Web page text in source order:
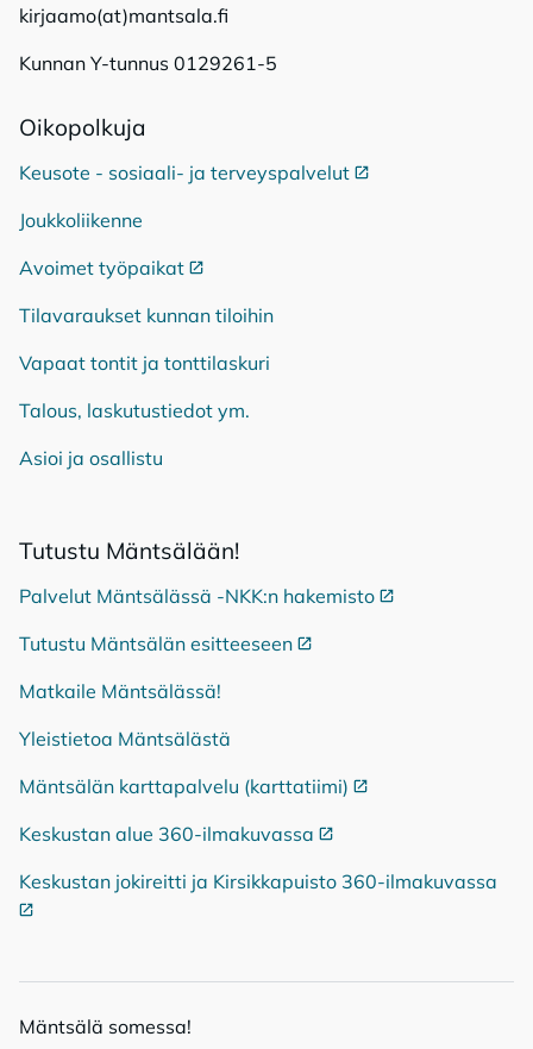
kirjaamo(at)mantsala.fi
Kunnan Y-tunnus 0129261-5
Oi­ko­pol­ku­ja
Keusote - sosiaali- ja terveyspalvelut Ulkoinen linkki
Joukkoliikenne
Avoimet työpaikat Ulkoinen linkki
Tilavaraukset kunnan tiloihin
Vapaat tontit ja tonttilaskuri
Talous, laskutustiedot ym.
Asioi ja osallistu
Tu­tus­tu Mänt­sä­lään!
Palvelut Mäntsälässä -NKK:n hakemisto Ulkoinen linkki
Tutustu Mäntsälän esitteeseen Ulkoinen linkki
Matkaile Mäntsälässä!
Yleistietoa Mäntsälästä
Mäntsälän karttapalvelu (karttatiimi) Ulkoinen linkki
Keskustan alue 360-ilmakuvassa Ulkoinen linkki
Keskustan jokireitti ja Kirsikkapuisto 360-ilmakuvassa
Mänt­sä­lä so­mes­sa!